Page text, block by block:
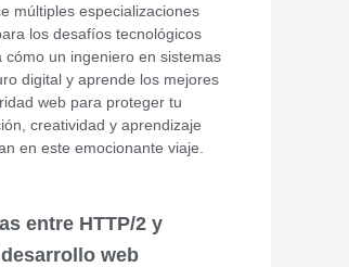
múltiples especializaciones
los desafíos tecnológicos
cómo un ingeniero en sistemas
digital y aprende los mejores
web para proteger tu
creatividad y aprendizaje
en este emocionante viaje.
entre HTTP/2 y
web